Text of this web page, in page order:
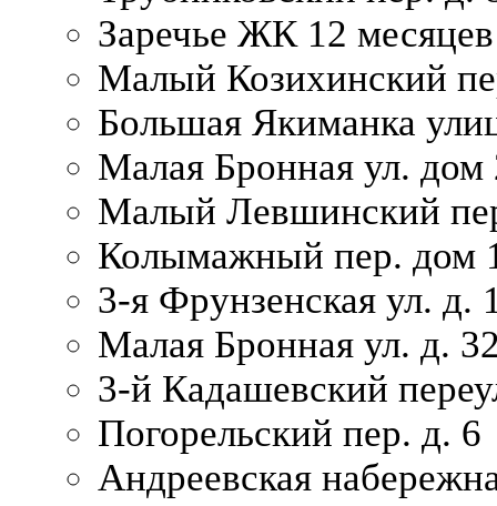
Заречье ЖК 12 месяцев
Малый Козихинский
Большая Якиманка
Малая Бронная ул. дом
Малый Левшинский
Колымажный пер. дом
3-я Фрунзенская ул. д.
Малая Бронная ул. д.
3-й Кадашевский
Погорельский пер. д. 6
Андреевская